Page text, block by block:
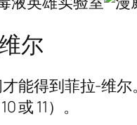
尔
能得到菲拉-维
或 11）。